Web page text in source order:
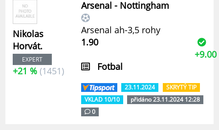
Nikolas
Horvát.
EXPERT
+21 % (1451)
Arsenal - Nottingham
Arsenal ah-3,5 rohy
1.90
Fotbal
+9.00
23.11.2024
SKRYTÝ TIP
VKLAD 10/10
přidáno 23.11.2024 12:28
0